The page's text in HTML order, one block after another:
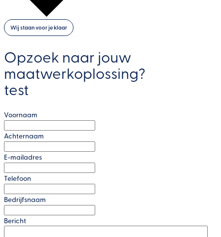
Je ziet het niet, maar onder de grond ligt een wereld aan
techniek. Leidingen, kabels, afwatering en riolering zorgen
ervoor dat onze steden, dorpen en industrie draaien. Veel
van deze Nederlandse infrastructuur is opgebouwd met
kunststof: licht, sterk, duurzaam en bestand tegen de
zwaarste omstandigheden.